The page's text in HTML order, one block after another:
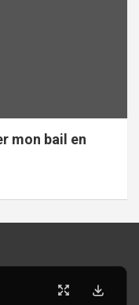
mon bail en